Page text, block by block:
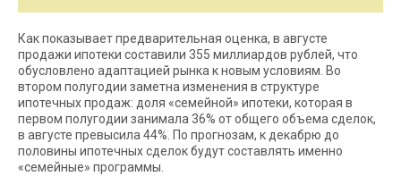
Как показывает предварительная оценка, в августе
продажи ипотеки составили 355 миллиардов рублей, что
обусловлено адаптацией рынка к новым условиям. Во
втором полугодии заметна изменения в структуре
ипотечных продаж: доля «семейной» ипотеки, которая в
первом полугодии занимала 36% от общего объема сделок,
в августе превысила 44%. По прогнозам, к декабрю до
половины ипотечных сделок будут составлять именно
«семейные» программы.